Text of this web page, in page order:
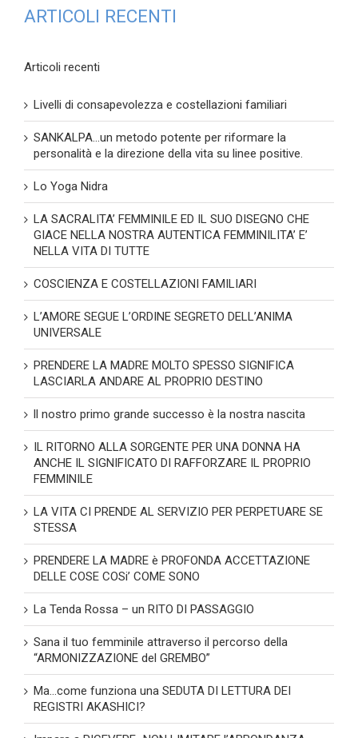
ARTICOLI RECENTI
Articoli recenti
Livelli di consapevolezza e costellazioni familiari
SANKALPA…un metodo potente per riformare la
personalità e la direzione della vita su linee positive.
Lo Yoga Nidra
LA SACRALITA’ FEMMINILE ED IL SUO DISEGNO CHE
GIACE NELLA NOSTRA AUTENTICA FEMMINILITA’ E’
NELLA VITA DI TUTTE
COSCIENZA E COSTELLAZIONI FAMILIARI
L’AMORE SEGUE L’ORDINE SEGRETO DELL’ANIMA
UNIVERSALE
PRENDERE LA MADRE MOLTO SPESSO SIGNIFICA
LASCIARLA ANDARE AL PROPRIO DESTINO
ll nostro primo grande successo è la nostra nascita
IL RITORNO ALLA SORGENTE PER UNA DONNA HA
ANCHE IL SIGNIFICATO DI RAFFORZARE IL PROPRIO
FEMMINILE
LA VITA CI PRENDE AL SERVIZIO PER PERPETUARE SE
STESSA
PRENDERE LA MADRE è PROFONDA ACCETTAZIONE
DELLE COSE COSi’ COME SONO
La Tenda Rossa – un RITO DI PASSAGGIO
Sana il tuo femminile attraverso il percorso della
“ARMONIZZAZIONE del GREMBO”
Ma…come funziona una SEDUTA DI LETTURA DEI
REGISTRI AKASHICI?